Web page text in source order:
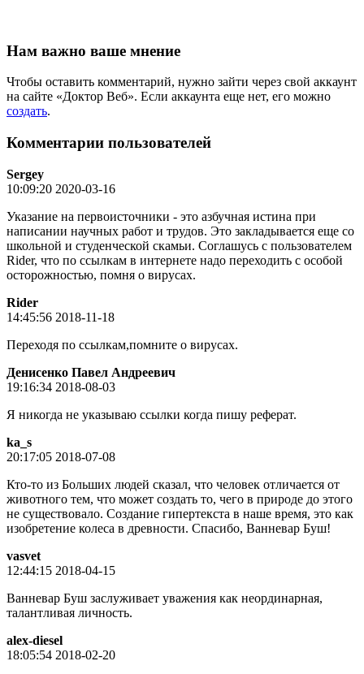
Нам важно ваше мнение
Чтобы оставить комментарий, нужно зайти через свой аккаунт
на сайте «Доктор Веб». Если аккаунта еще нет, его можно
создать.
Комментарии пользователей
Sergey
10:09:20 2020-03-16
Указание на первоисточники - это азбучная истина при
написании научных работ и трудов. Это закладывается еще со
школьной и студенческой скамьи. Соглашусь с пользователем
Rider, что по ссылкам в интернете надо переходить с особой
осторожностью, помня о вирусах.
Rider
14:45:56 2018-11-18
Переходя по ссылкам,помните о вирусах.
Денисенко Павел Андреевич
19:16:34 2018-08-03
Я никогда не указываю ссылки когда пишу реферат.
ka_s
20:17:05 2018-07-08
Кто-то из Больших людей сказал, что человек отличается от
животного тем, что может создать то, чего в природе до этого
не существовало. Создание гипертекста в наше время, это как
изобретение колеса в древности. Спасибо, Ванневар Буш!
vasvet
12:44:15 2018-04-15
Ванневар Буш заслуживает уважения как неординарная,
талантливая личность.
alex-diesel
18:05:54 2018-02-20